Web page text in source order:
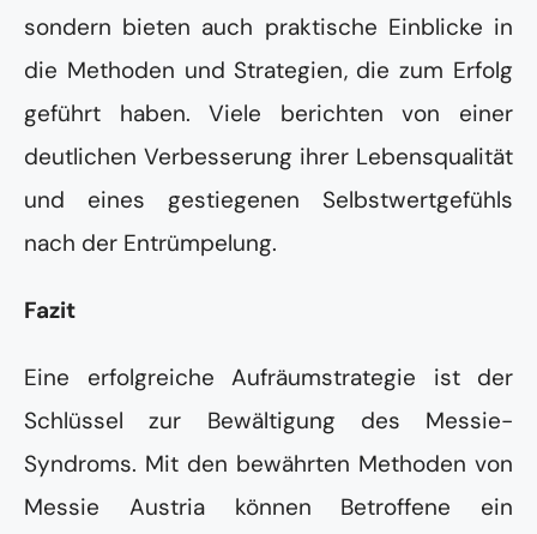
sondern bieten auch praktische Einblicke in
die Methoden und Strategien, die zum Erfolg
geführt haben. Viele berichten von einer
deutlichen Verbesserung ihrer Lebensqualität
und eines gestiegenen Selbstwertgefühls
nach der Entrümpelung.
Fazit
Eine erfolgreiche Aufräumstrategie ist der
Schlüssel zur Bewältigung des Messie-
Syndroms. Mit den bewährten Methoden von
Messie Austria können Betroffene ein